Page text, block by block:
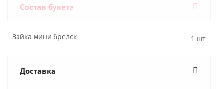
Состав букета
Зайка мини брелок 1 шт
Доставка